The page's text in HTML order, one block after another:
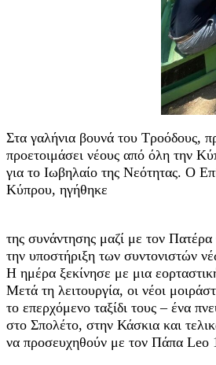
Στα γαλήνια βουνά του Τροόδους,
προετοιμάσει νέους από όλη την
για το Ιωβηλαίο της Νεότητας. Ο
Κύπρου, ηγήθηκε
της συνάντησης μαζί με τον
την υποστήριξη των συντονιστών
Η ημέρα ξεκίνησε με μια
Μετά τη λειτουργία, οι νέοι
το επερχόμενο ταξίδι τους – ένα
στο Σπολέτο, στην Κάσκια και
να προσευχηθούν με τον Πάπα Leo